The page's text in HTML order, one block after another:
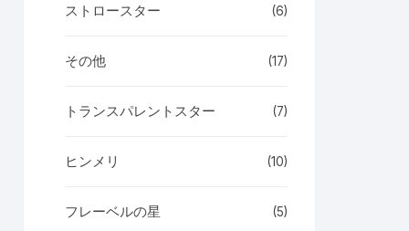
ストロースター (6)
その他 (17)
トランスパレントスター (7)
ヒンメリ (10)
フレーベルの星 (5)